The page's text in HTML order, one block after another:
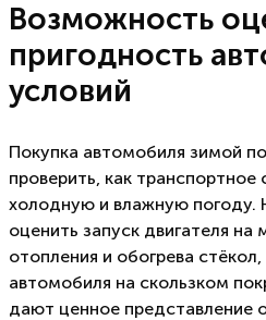
Возможность
пригодность
условий
Покупка автомобиля зимой
проверить, как
холодную и влажную погоду.
оценить запуск двигателя на
отопления и обогрева
автомобиля на скользком
дают ценное представление